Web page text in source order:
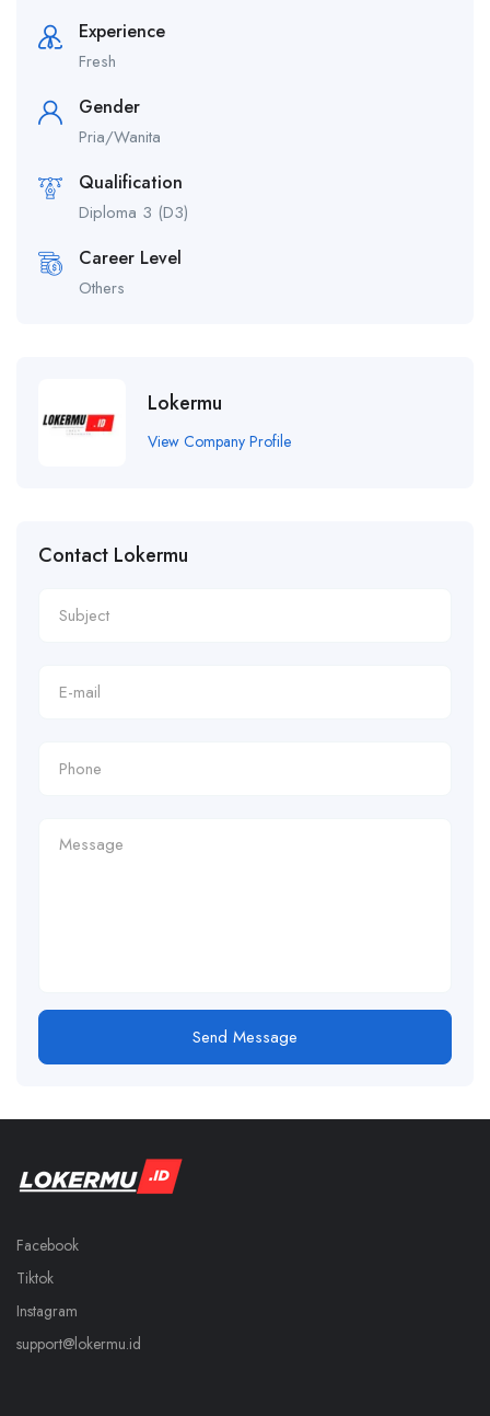
Experience
Fresh
Gender
Pria/Wanita
Qualification
Diploma 3 (D3)
Career Level
Others
Lokermu
View Company Profile
Contact Lokermu
Send Message
Facebook
Tiktok
Instagram
support@lokermu.id